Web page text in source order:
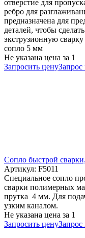
отверстие для
ребро для
предназначена для
деталей, чтобы
экструзионную
сопло 5 мм
Не указана цена за 1
Запросить цену
Cопло быстрой
Артикул: F5011
Специальное сопло
сварки полимерных
прутка 4 мм. Для
узким каналом.
Не указана цена за 1
Запросить цену